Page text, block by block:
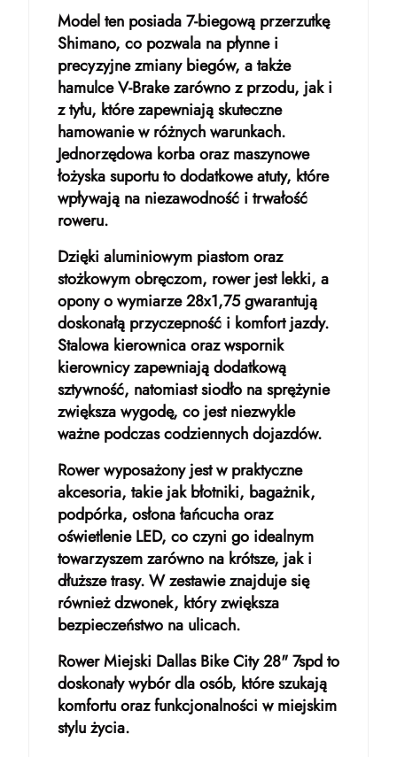
Model ten posiada 7-biegową przerzutkę
Shimano, co pozwala na płynne i
precyzyjne zmiany biegów, a także
hamulce V-Brake zarówno z przodu, jak i
z tyłu, które zapewniają skuteczne
hamowanie w różnych warunkach.
Jednorzędowa korba oraz maszynowe
łożyska suportu to dodatkowe atuty, które
wpływają na niezawodność i trwałość
roweru.
Dzięki aluminiowym piastom oraz
stożkowym obręczom, rower jest lekki, a
opony o wymiarze 28x1,75 gwarantują
doskonałą przyczepność i komfort jazdy.
Stalowa kierownica oraz wspornik
kierownicy zapewniają dodatkową
sztywność, natomiast siodło na sprężynie
zwiększa wygodę, co jest niezwykle
ważne podczas codziennych dojazdów.
Rower wyposażony jest w praktyczne
akcesoria, takie jak błotniki, bagażnik,
podpórka, osłona łańcucha oraz
oświetlenie LED, co czyni go idealnym
towarzyszem zarówno na krótsze, jak i
dłuższe trasy. W zestawie znajduje się
również dzwonek, który zwiększa
bezpieczeństwo na ulicach.
Rower Miejski Dallas Bike City 28" 7spd to
doskonały wybór dla osób, które szukają
komfortu oraz funkcjonalności w miejskim
stylu życia.